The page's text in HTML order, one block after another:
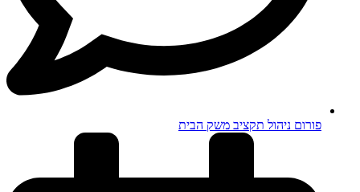
פורום ניהול תקציב משק הבית